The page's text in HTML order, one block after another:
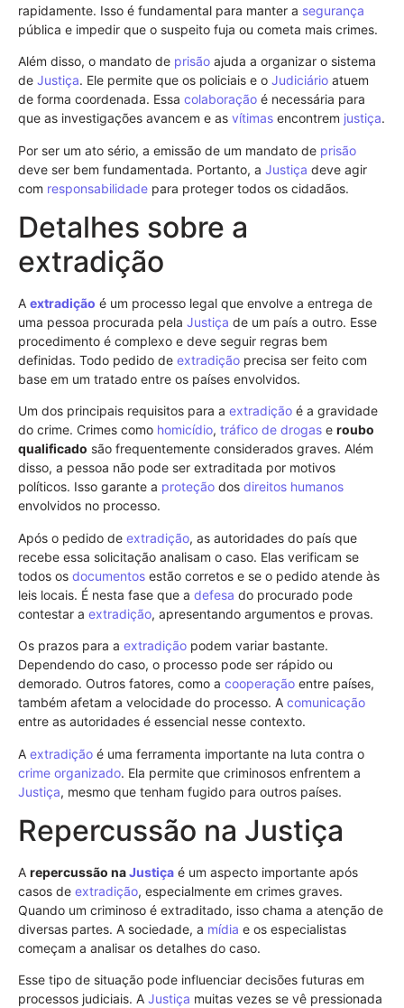
rapidamente. Isso é fundamental para manter a segurança
pública e impedir que o suspeito fuja ou cometa mais crimes.
Além disso, o mandato de prisão ajuda a organizar o sistema
de Justiça. Ele permite que os policiais e o Judiciário atuem
de forma coordenada. Essa colaboração é necessária para
que as investigações avancem e as vítimas encontrem justiça.
Por ser um ato sério, a emissão de um mandato de prisão
deve ser bem fundamentada. Portanto, a Justiça deve agir
com responsabilidade para proteger todos os cidadãos.
Detalhes sobre a
extradição
A extradição é um processo legal que envolve a entrega de
uma pessoa procurada pela Justiça de um país a outro. Esse
procedimento é complexo e deve seguir regras bem
definidas. Todo pedido de extradição precisa ser feito com
base em um tratado entre os países envolvidos.
Um dos principais requisitos para a extradição é a gravidade
do crime. Crimes como homicídio, tráfico de drogas e roubo
qualificado são frequentemente considerados graves. Além
disso, a pessoa não pode ser extraditada por motivos
políticos. Isso garante a proteção dos direitos humanos
envolvidos no processo.
Após o pedido de extradição, as autoridades do país que
recebe essa solicitação analisam o caso. Elas verificam se
todos os documentos estão corretos e se o pedido atende às
leis locais. É nesta fase que a defesa do procurado pode
contestar a extradição, apresentando argumentos e provas.
Os prazos para a extradição podem variar bastante.
Dependendo do caso, o processo pode ser rápido ou
demorado. Outros fatores, como a cooperação entre países,
também afetam a velocidade do processo. A comunicação
entre as autoridades é essencial nesse contexto.
A extradição é uma ferramenta importante na luta contra o
crime organizado. Ela permite que criminosos enfrentem a
Justiça, mesmo que tenham fugido para outros países.
Repercussão na Justiça
A repercussão naJustiça é um aspecto importante após
casos de extradição, especialmente em crimes graves.
Quando um criminoso é extraditado, isso chama a atenção de
diversas partes. A sociedade, a mídia e os especialistas
começam a analisar os detalhes do caso.
Esse tipo de situação pode influenciar decisões futuras em
processos judiciais. A Justiça muitas vezes se vê pressionada